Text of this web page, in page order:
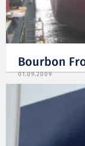
Bourbon
01.09.2009